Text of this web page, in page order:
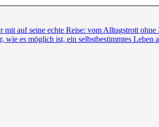
auf seine echte Reise: vom Alltagstrott
es möglich ist, ein selbstbestimmtes Leben